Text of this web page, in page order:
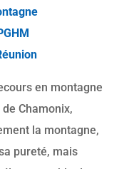
en montagne
Chamonix,
la montagne,
pureté, mais